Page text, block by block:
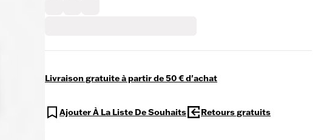
Livraison gratuite à partir de 50 € d'achat
Ajouter À La Liste De Souhaits Retours gratuits